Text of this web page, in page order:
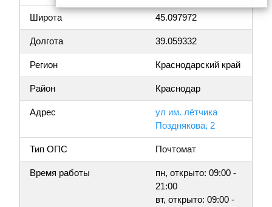
Широта 45.097972
Долгота 39.059332
Регион Краснодарский край
Район Краснодар
Адрес
ул им. лётчика
Позднякова, 2
Тип ОПС Почтомат
Время работы
пн, открыто: 09:00 -
21:00
вт, открыто: 09:00 -